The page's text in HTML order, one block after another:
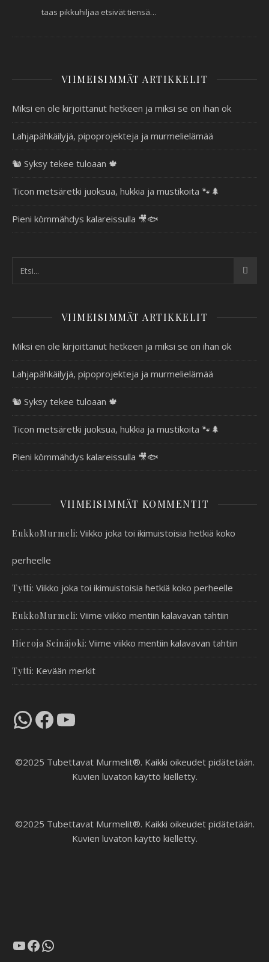
taas pikkuhiljaa etsivät tiensä…
VIIMEISIMMÄT ARTIKKELIT
Miksi en ole kirjoittanut hetkeen ja miksi se on ihan ok
Lahjapähkäilyjä, pipoprojekteja ja murmelielämää
🐿️ Syksy tekee tuloaan 🍁
Ticon metsäretki juoksua, hukkia ja mustikoita 🐾🌲
Pieni kömmähdys kalareissulla 🎥🐟
VIIMEISIMMÄT ARTIKKELIT
Miksi en ole kirjoittanut hetkeen ja miksi se on ihan ok
Lahjapähkäilyjä, pipoprojekteja ja murmelielämää
🐿️ Syksy tekee tuloaan 🍁
Ticon metsäretki juoksua, hukkia ja mustikoita 🐾🌲
Pieni kömmähdys kalareissulla 🎥🐟
VIIMEISIMMÄT KOMMENTIT
EukkoMurmeli: Viikko joka toi ikimuistoisia hetkiä koko
perheelle
Tytti: Viikko joka toi ikimuistoisia hetkiä koko perheelle
EukkoMurmeli: Viime viikko mentiin kalavavan tahtiin
Hieroja Seinäjoki: Viime viikko mentiin kalavavan tahtiin
Tytti: Kevään merkit
WhatsAppFacebook
YouTube
©2025 Tubettavat Murmelit®. Kaikki oikeudet pidätetään.
Kuvien luvaton käyttö kielletty.
©2025 Tubettavat Murmelit®. Kaikki oikeudet pidätetään.
Kuvien luvaton käyttö kielletty.
YouTube
Facebook
WhatsApp